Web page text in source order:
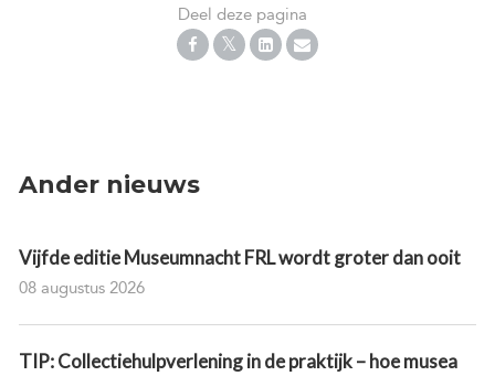
Deel deze pagina
Ander nieuws
Vijfde editie Museumnacht FRL wordt groter dan ooit
08 augustus 2026
TIP: Collectiehulpverlening in de praktijk – hoe musea